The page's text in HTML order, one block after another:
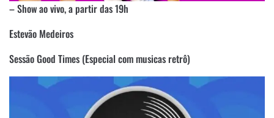
– Show ao vivo, a partir das 19h
Estevão Medeiros
Sessão Good Times (Especial com musicas retrô)